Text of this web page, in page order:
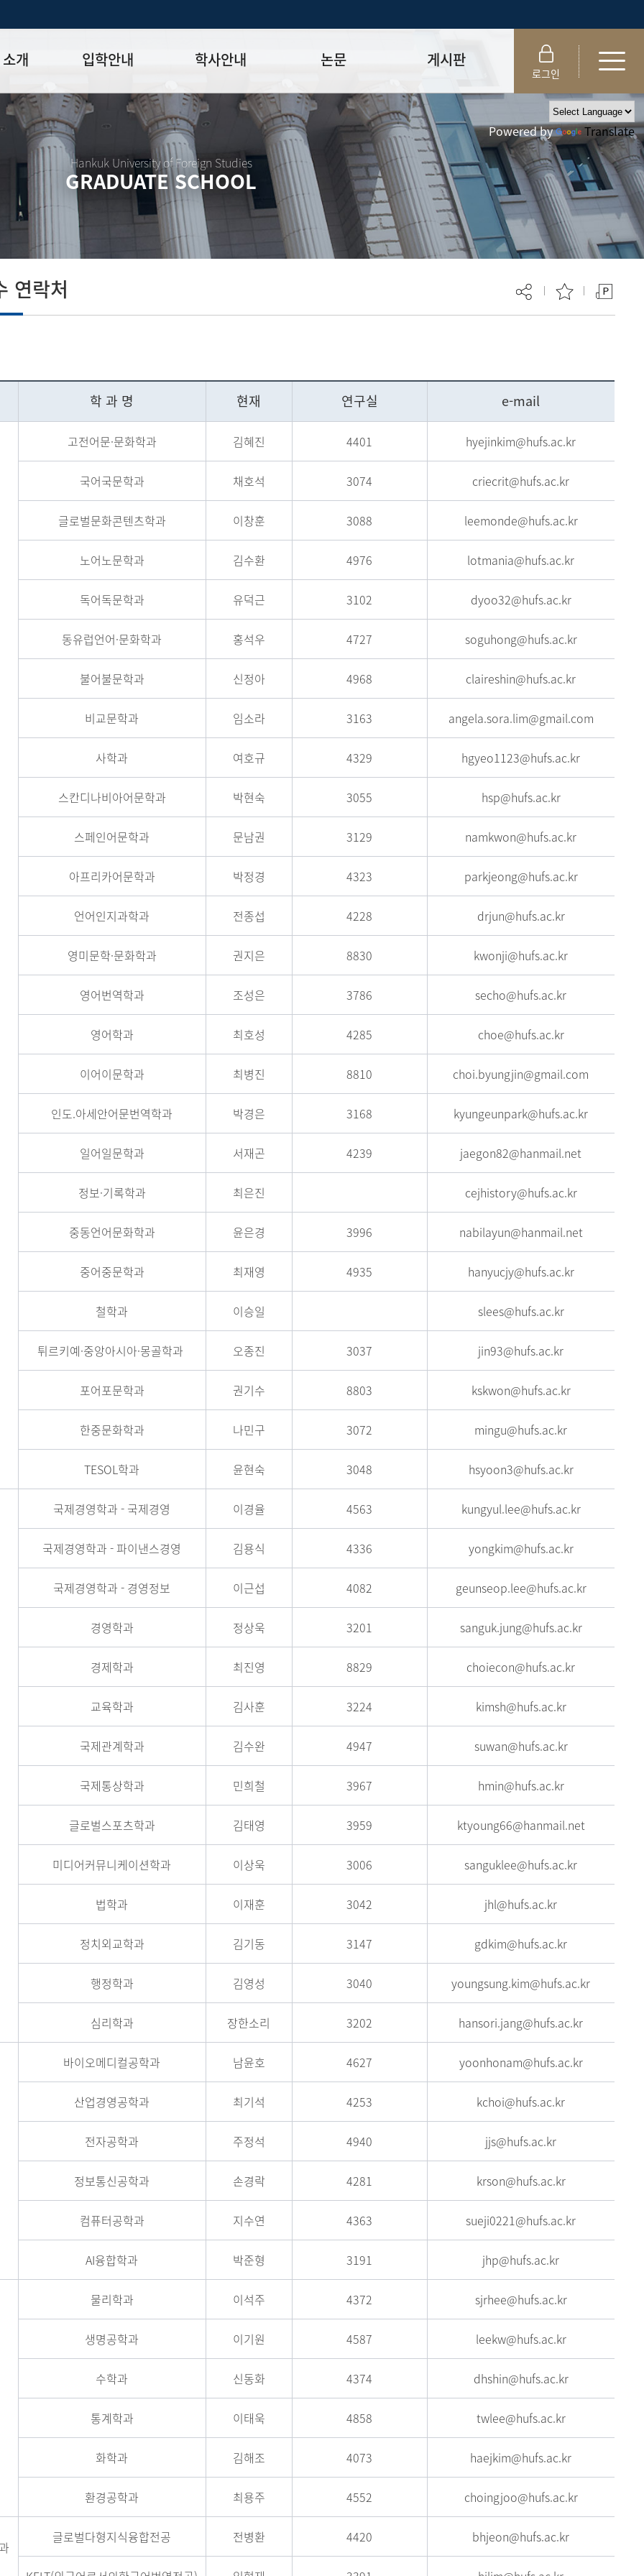
개 입학안내
모집일정
모집요강
입시 공지사항
학부-대학원 연계과정
석·박사 통합 학위과정
박사후 연구과정
학사안내
학사일정표
강의시간표
수업
학적
장학
외국어시험
종합시험
제 규정
논문
학위논문제출 절차/자격
논문작성법 및 템플릿
양식함
논문지도_
학위논문제안심사
연구윤리교육 이수 안내
연구윤리위원회 규정
연구윤리 지침서
게시판
공지사항
자료실
FAQ
취업·모집 관련 공지
특강·프로그램 관련 공지
대학원생권리장전
대학원 총학생회
외국인 유학생 비자(VISA)
로그인
Hankuk University of Foreign Studies
GRADUATE SCHOOL
Powered by Translate
등록하시겠습니까?
연락처
학 과 명 현재 연구실 e-mail
고전어문·문화학과 김혜진 4401 hyejinkim@hufs.ac.kr
국어국문학과 채호석 3074 criecrit@hufs.ac.kr
글로벌문화콘텐츠학과 이창훈 3088 leemonde@hufs.ac.kr
노어노문학과 김수환 4976 lotmania@hufs.ac.kr
독어독문학과 유덕근 3102 dyoo32@hufs.ac.kr
동유럽언어·문화학과 홍석우 4727 soguhong@hufs.ac.kr
불어불문학과 신정아 4968 claireshin@hufs.ac.kr
비교문학과 임소라 3163 angela.sora.lim@gmail.com
사학과 여호규 4329 hgyeo1123@hufs.ac.kr
스칸디나비아어문학과 박현숙 3055 hsp@hufs.ac.kr
스페인어문학과 문남권 3129 namkwon@hufs.ac.kr
아프리카어문학과 박정경 4323 parkjeong@hufs.ac.kr
언어인지과학과 전종섭 4228 drjun@hufs.ac.kr
영미문학·문화학과 권지은 8830 kwonji@hufs.ac.kr
영어번역학과 조성은 3786 secho@hufs.ac.kr
영어학과 최호성 4285 choe@hufs.ac.kr
이어이문학과 최병진 8810 choi.byungjin@gmail.com
인도.아세안어문번역학과 박경은 3168 kyungeunpark@hufs.ac.kr
일어일문학과 서재곤 4239 jaegon82@hanmail.net
정보·기록학과 최은진 cejhistory@hufs.ac.kr
중동언어문화학과 윤은경 3996 nabilayun@hanmail.net
중어중문학과 최재영 4935 hanyucjy@hufs.ac.kr
철학과 이승일 slees@hufs.ac.kr
튀르키예·중앙아시아·몽골학과 오종진 3037 jin93@hufs.ac.kr
포어포문학과 권기수 8803 kskwon@hufs.ac.kr
한중문화학과 나민구 3072 mingu@hufs.ac.kr
TESOL학과 윤현숙 3048 hsyoon3@hufs.ac.kr
국제경영학과 - 국제경영 이경율 4563 kungyul.lee@hufs.ac.kr
국제경영학과 - 파이낸스경영 김용식 4336 yongkim@hufs.ac.kr
국제경영학과 - 경영정보 이근섭 4082 geunseop.lee@hufs.ac.kr
경영학과 정상욱 3201 sanguk.jung@hufs.ac.kr
경제학과 최진영 8829 choiecon@hufs.ac.kr
교육학과 김사훈 3224 kimsh@hufs.ac.kr
국제관계학과 김수완 4947 suwan@hufs.ac.kr
국제통상학과 민희철 3967 hmin@hufs.ac.kr
글로벌스포츠학과 김태영 3959 ktyoung66@hanmail.net
미디어커뮤니케이션학과 이상욱 3006 sanguklee@hufs.ac.kr
법학과 이재훈 3042 jhl@hufs.ac.kr
정치외교학과 김기동 3147 gdkim@hufs.ac.kr
행정학과 김영성 3040 youngsung.kim@hufs.ac.kr
심리학과 장한소리 3202 hansori.jang@hufs.ac.kr
바이오메디컬공학과 남윤호 4627 yoonhonam@hufs.ac.kr
산업경영공학과 최기석 4253 kchoi@hufs.ac.kr
전자공학과 주정석 4940 jjs@hufs.ac.kr
정보통신공학과 손경락 4281 krson@hufs.ac.kr
컴퓨터공학과 지수연 4363 sueji0221@hufs.ac.kr
AI융합학과 박준형 3191 jhp@hufs.ac.kr
물리학과 이석주 4372 sjrhee@hufs.ac.kr
생명공학과 이기원 4587 leekw@hufs.ac.kr
수학과 신동화 4374 dhshin@hufs.ac.kr
통계학과 이태욱 4858 twlee@hufs.ac.kr
화학과 김해조 4073 haejkim@hufs.ac.kr
환경공학과 최용주 4552 choingjoo@hufs.ac.kr
글로벌다형지식융합전공 전병환 4420 bhjeon@hufs.ac.kr